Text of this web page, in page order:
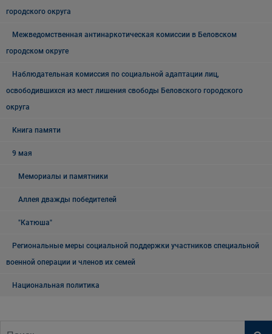
городского округа
Межведомственная антинаркотическая комиссии в Беловском
городском округе
Наблюдательная комиссия по социальной адаптации лиц,
освободившихся из мест лишения свободы Беловского городского
округа
Книга памяти
9 мая
Мемориалы и памятники
Аллея дважды победителей
"Катюша"
Региональные меры социальной поддержки участников специальной
военной операции и членов их семей
Национальная политика